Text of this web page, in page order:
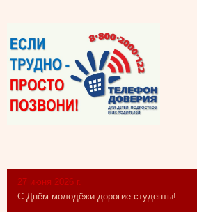
27 июня 2026 г.
С Днём молодёжи дорогие студенты!